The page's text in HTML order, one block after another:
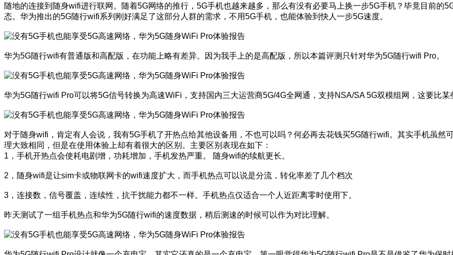
随地的连接到随身wifi进行联网。随着5G网络的推行，5G手机也越来越多，那么有没有必要马上换一步5G手机？毕竟目前的
态。华为推出的5G随行wifi系列刚好满足了这部分人群的需求，不用5G手机，也能体验到快人一步5G速度。
华为5G随行wifi有普通版和高配版，在功能上略有差异。因为我手上的是高配版，所以本篇评测只针对华为5G随行wifi Pro。
华为5G随行wifi Pro可以将5G信号转换为高速WiFi，支持国内三大运营商5G/4G全网通，支持NSA/SA 5G双模组网，这要比某
对于随身wifi，肯定有人会说，我有5G手机了开热点给其他设备用，不也可以吗？何必再去花钱买5G随行wifi。其实手机虽
理大致相同，但是在使用体验上却有着很大的区别。主要区别表现在如下：
1，手机开热点会使耗电剧增，功耗增加，手机发热严重。 随身wifi的续航更长。
2，随身wifi是让sim卡或物联网卡的wifi速度扩大，而手机热点可以说是分流，转化率差了几个档次
3，连接数，信号覆盖，连续性，抗干扰能力都不一样。手机热点仅适合一个人近距离零时使用下。
昨天测试了一组手机热点和华为5G随行wifi的速度数据，稍后测速的时候可以作为对比理解。